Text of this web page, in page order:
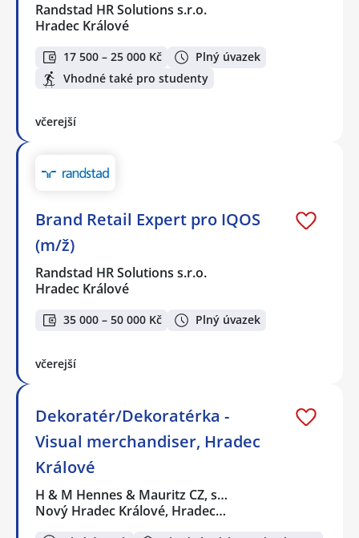
Randstad HR Solutions s.r.o.
Hradec Králové
17 500 – 25 000 Kč
Plný úvazek
Vhodné také pro studenty
včerejší
Brand Retail Expert pro IQOS
(m/ž)
Randstad HR Solutions s.r.o.
Hradec Králové
35 000 – 50 000 Kč Plný úvazek
včerejší
Dekoratér/Dekoratérka -
Visual merchandiser, Hradec
Králové
H & M Hennes & Mauritz CZ, s…
Nový Hradec Králové, Hradec…